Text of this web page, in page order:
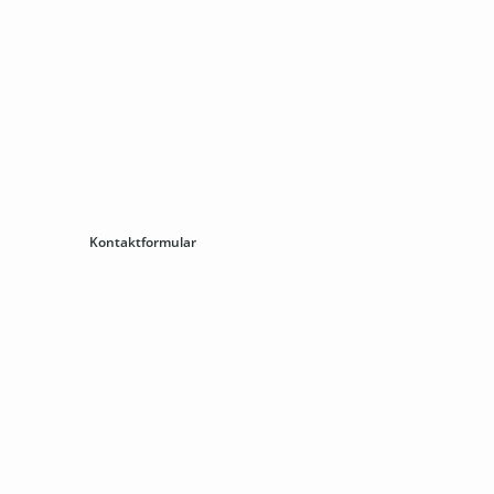
Kontaktformular